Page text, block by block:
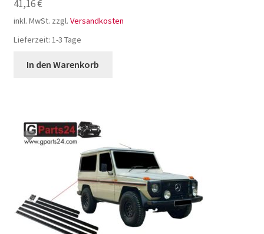
41,16€
inkl. MwSt. zzgl. Versandkosten
Lieferzeit: 1-3 Tage
In den Warenkorb